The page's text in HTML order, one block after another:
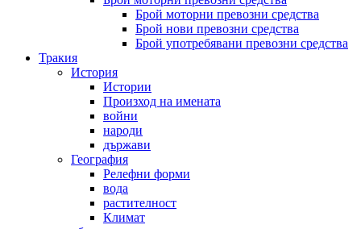
Брой моторни превозни средства
Брой нови превозни средства
Брой употребявани превозни средства
Тракия
История
Истории
Произход на имената
войни
народи
държави
География
Релефни форми
вода
растителност
Климат